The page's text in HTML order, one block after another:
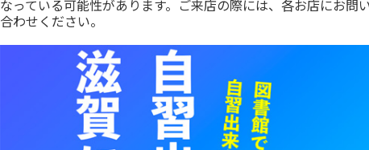
なっている可能性があります。ご来店の際には、各お店にお問
合わせください。